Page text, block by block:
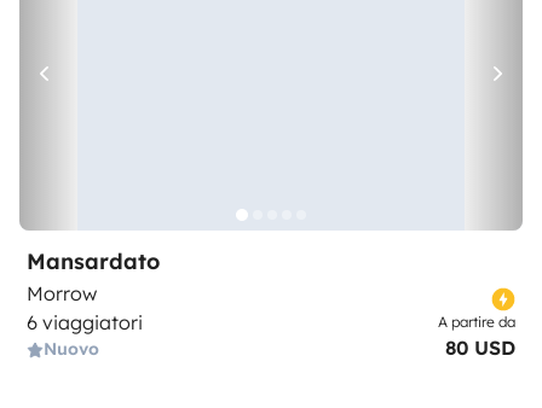
Mansardato
Morrow
6 viaggiatori
Nuovo
A partire da
80 USD